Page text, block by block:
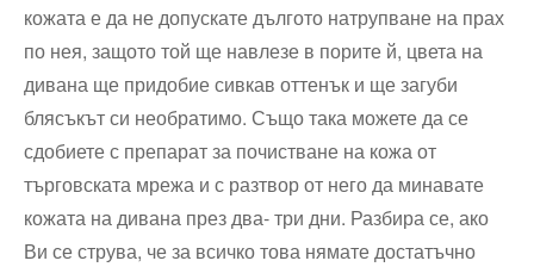
кожата е да не допускате дългото натрупване на прах
по нея, защото той ще навлезе в порите й, цвета на
дивана ще придобие сивкав оттенък и ще загуби
блясъкът си необратимо. Също така можете да се
сдобиете с препарат за почистване на кожа от
търговската мрежа и с разтвор от него да минавате
кожата на дивана през два- три дни. Разбира се, ако
Ви се струва, че за всичко това нямате достатъчно